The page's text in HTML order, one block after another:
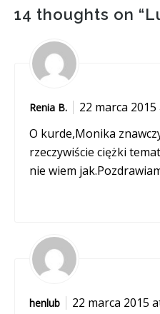
14 thoughts on “
Renia B.
22 marca 2015
O kurde,Monika
rzeczywiście ciężki
nie wiem
henlub
22 marca 2015